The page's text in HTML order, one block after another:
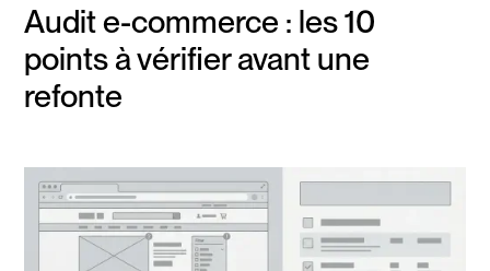
Audit e-commerce : les 10
points à vérifier avant une
refonte